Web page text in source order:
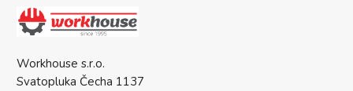
Workhouse s.r.o.
Svatopluka Čecha 1137